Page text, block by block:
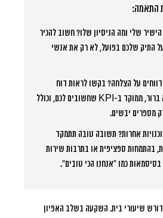
התאמה:
שלי ומה הניסיון שלו?חשוב להכיר
התיק שלכם בפועל, לא רק את אנשי
על הצלחה? בקשו לראות דוח
לדוגמה. ודאו שהוא ברור, ממוקד ב-KPI שחשובים לכם, וכולל
מספרים יבשים.
אחרות? תשובה טובה תתמקד
בהתמחות ספציפית או בתרבות שירות
כמו “אנחנו הכי טובים”.
שיעורי בית. השקעה בשלב האפיון